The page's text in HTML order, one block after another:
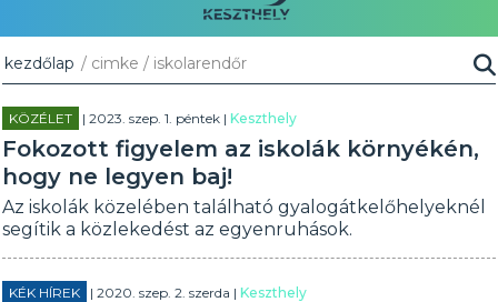
kezdőlap / cimke / iskolarendőr
KÖZÉLET | 2023. szep. 1. péntek |Keszthely
Fokozott figyelem az iskolák környékén,
hogy ne legyen baj!
Az iskolák közelében található gyalogátkelőhelyeknél
segítik a közlekedést az egyenruhások.
KÉK HÍREK | 2020. szep. 2. szerda |Keszthely